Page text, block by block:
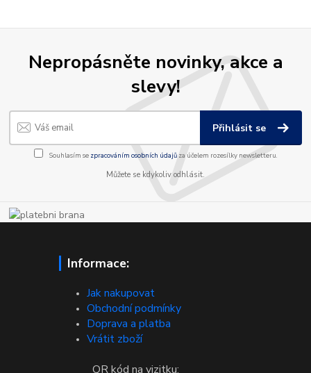
Nepropásněte novinky, akce a
slevy!
Přihlásit se
Souhlasím se zpracováním osobních údajůza účelem rozesílky newsletteru.
Můžete se kdykoliv odhlásit.
Informace:
Jak nakupovat
Obchodní podmínky
Doprava a platba
Vrátit zboží
QR kód na vizitku: